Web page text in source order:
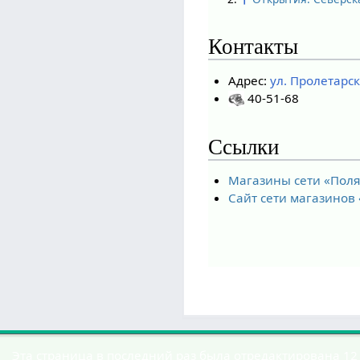
Контакты
Адрес: ул.
40-51-68
Ссылки
Магазины сети
Сайт сети магазинов